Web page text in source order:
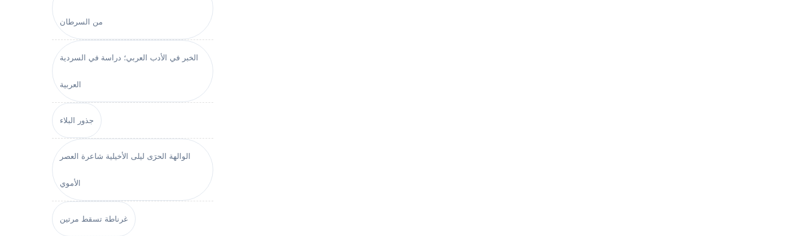
من السرطان
الخبر في الأدب العربي؛ دراسة في السردية
العربية
جذور البلاء
الوالهة الحرَى ليلى الأخيلية شاعرة العصر
الأموي
غرناطة تسقط مرتين